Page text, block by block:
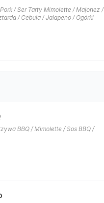
Pork / Ser Tarty Mimolette / Majonez /
/ Cebula / Jalapeno / Ogórki
BBQ / Mimolette / Sos BBQ /